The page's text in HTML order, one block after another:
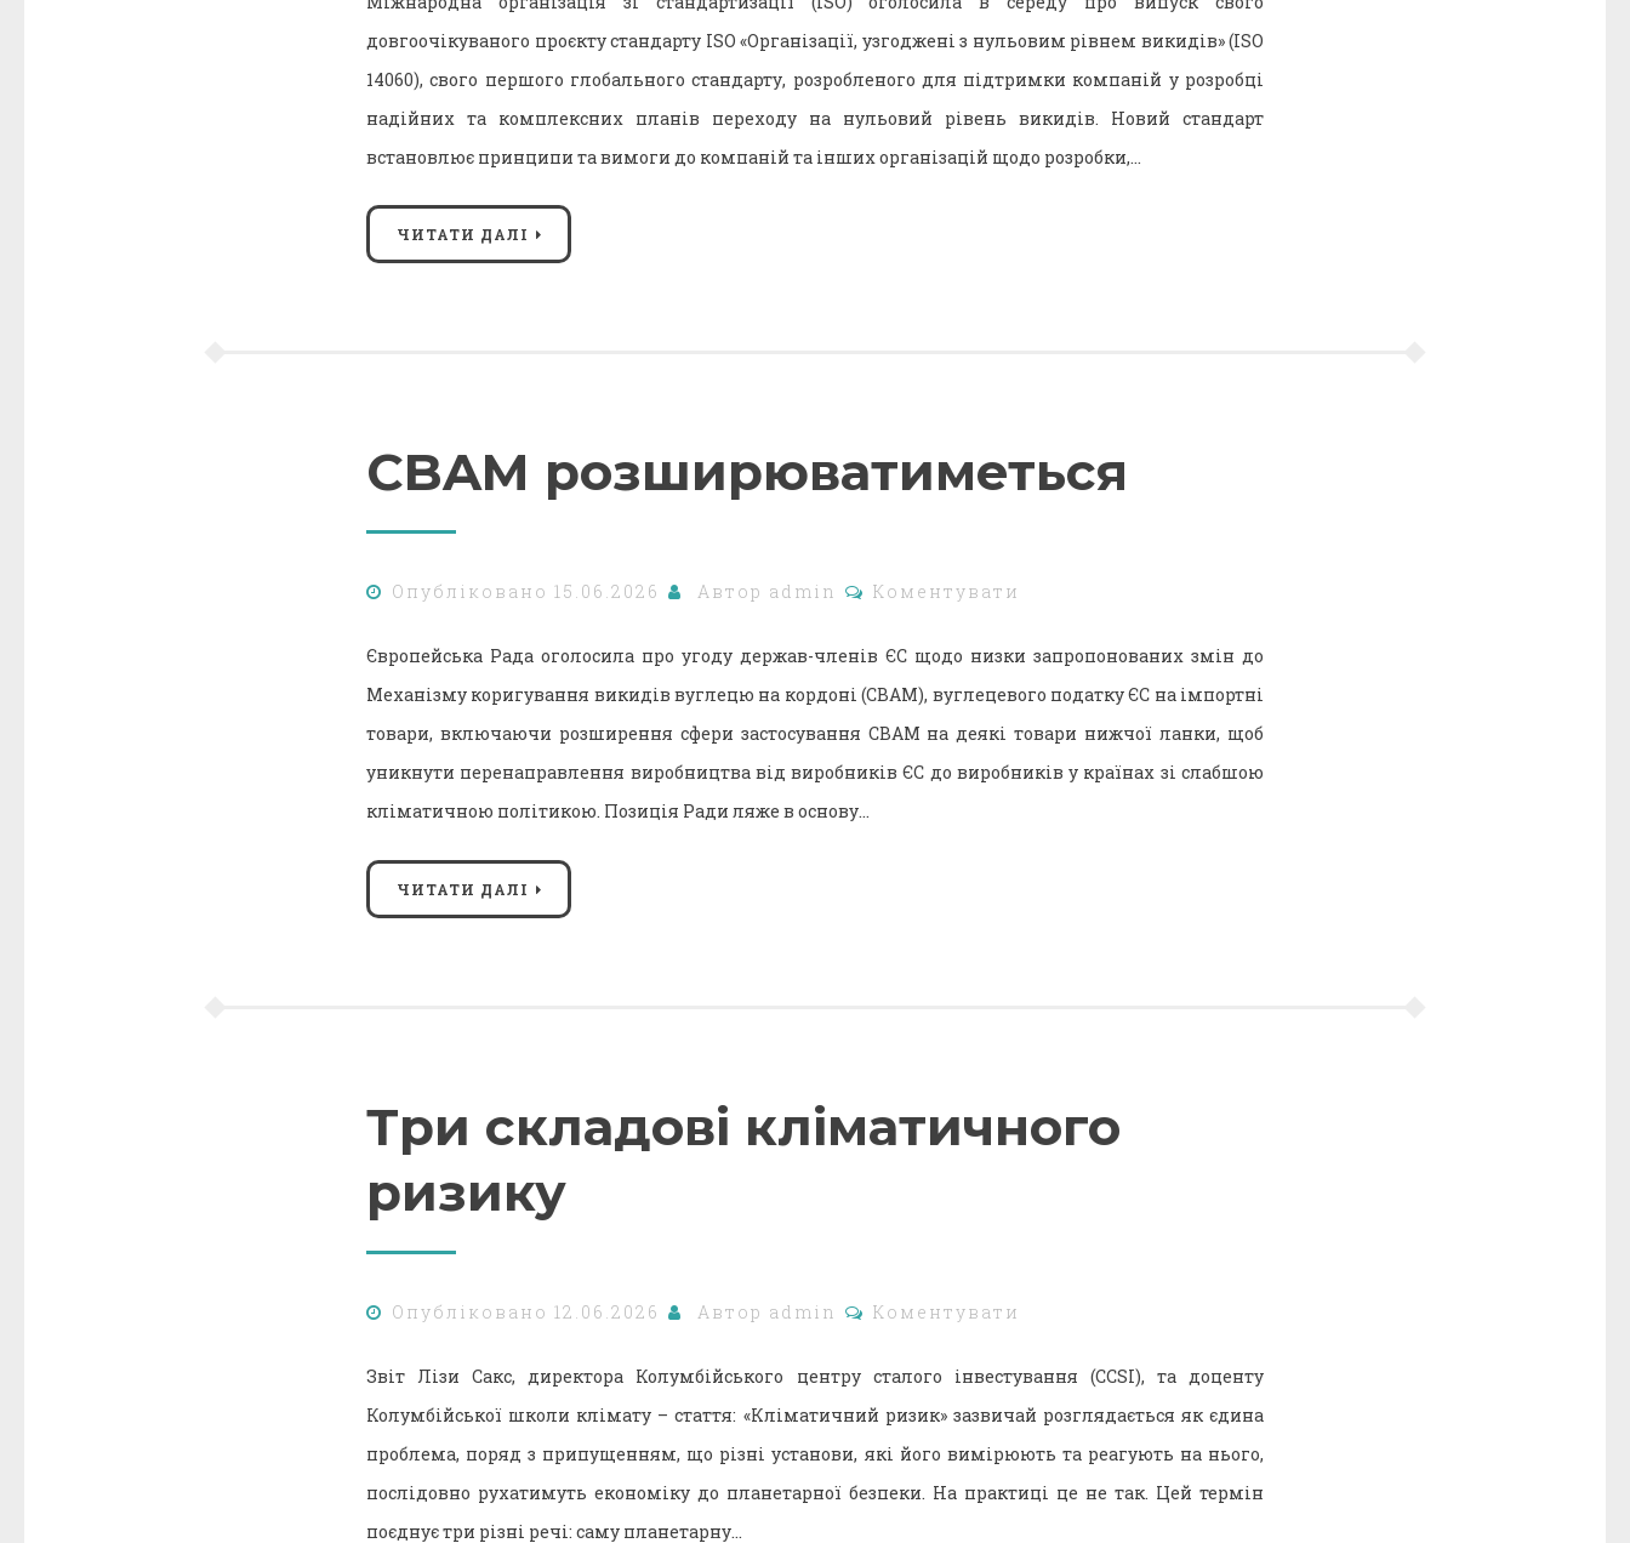
довгоочікуваного проєкту стандарту ISO «Організації, узгоджені з нульовим рівнем викидів» (ISO
14060), свого першого глобального стандарту, розробленого для підтримки компаній у розробці
надійних та комплексних планів переходу на нульовий рівень викидів. Новий стандарт
встановлює принципи та вимоги до компаній та інших організацій щодо розробки,…
ЧИТАТИ ДАЛІ
CBAM розширюватиметься
Опубліковано 15.06.2026 Автор admin Коментувати
Європейська Рада оголосила про угоду держав-членів ЄС щодо низки запропонованих змін до
Механізму коригування викидів вуглецю на кордоні (CBAM), вуглецевого податку ЄС на імпортні
товари, включаючи розширення сфери застосування CBAM на деякі товари нижчої ланки, щоб
уникнути перенаправлення виробництва від виробників ЄС до виробників у країнах зі слабшою
кліматичною політикою. Позиція Ради ляже в основу…
ЧИТАТИ ДАЛІ
Три складові кліматичного
ризику
Опубліковано 12.06.2026 Автор admin Коментувати
Звіт Лізи Сакс, директора Колумбійського центру сталого інвестування (CCSI), та доценту
Колумбійської школи клімату – стаття: «Кліматичний ризик» зазвичай розглядається як єдина
проблема, поряд з припущенням, що різні установи, які його вимірюють та реагують на нього,
послідовно рухатимуть економіку до планетарної безпеки. На практиці це не так. Цей термін
поєднує три різні речі: саму планетарну…